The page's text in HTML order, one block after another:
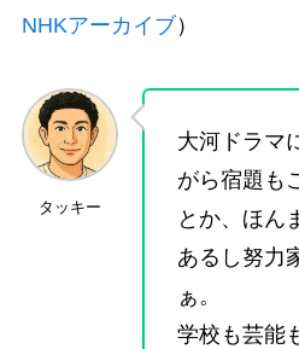
NHKアーカイブ）
タッキー
大河ドラマ
がら宿題も
とか、ほん
あるし努力
ぁ。
学校も芸能